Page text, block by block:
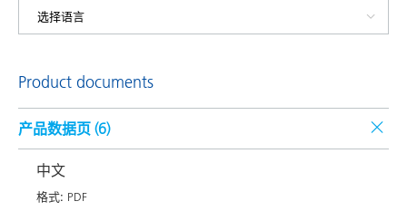
Product documents
产品数据页 (6)
中文
格式: PDF